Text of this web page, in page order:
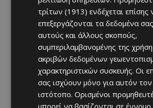
τρίτων (1913) ενδέχεται επίσης
επεξεργάζονται τα δεδομένα
αυτούς και άλλους σκοπούς,
συμπεριλαμβανομένης της
ακριβών δεδομένων
χαρακτηριστικών συσκευής. Οι
σας ισχύουν μόνο για αυτόν τον
ιστότοπο. Ορισμένοι
μπορεί να βασίζονται σε έννομο